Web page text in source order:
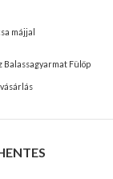
májjal
Balassagyarmat Fülöp